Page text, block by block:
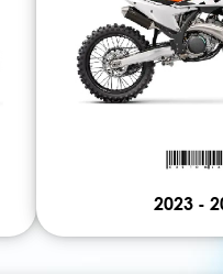
2023 -